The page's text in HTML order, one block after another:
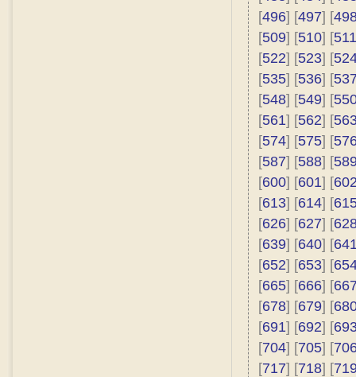
[496] [497] [
[509] [510] [511
[522] [523] [
[535] [536] [
[548] [549] [
[561] [562] [
[574] [575] [
[587] [588] [
[600] [601] [
[613] [614] [
[626] [627] [
[639] [640] [
[652] [653] [
[665] [666] [
[678] [679] [
[691] [692] [
[704] [705] [
[717] [718] [